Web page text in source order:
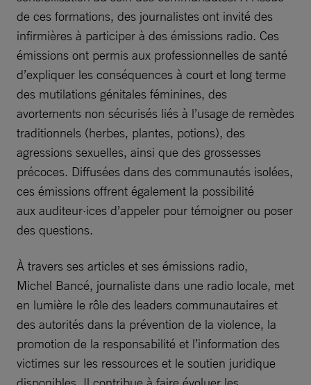
de ces formations, des journalistes ont invité des
infirmières à participer à des émissions radio. Ces
émissions ont permis aux professionnelles de santé
d’expliquer les conséquences à court et long terme
des mutilations génitales féminines, des
avortements non sécurisés liés à l’usage de remèdes
traditionnels (herbes, plantes, potions), des
agressions sexuelles, ainsi que des grossesses
précoces. Diffusées dans des communautés isolées,
ces émissions offrent également la possibilité
aux auditeur·ices d’appeler pour témoigner ou poser
des questions.
À travers ses articles et ses émissions radio,
Michel Bancé, journaliste dans une radio locale, met
en lumière le rôle des leaders communautaires et
des autorités dans la prévention de la violence, la
promotion de la responsabilité et l’information des
victimes sur les ressources et le soutien juridique